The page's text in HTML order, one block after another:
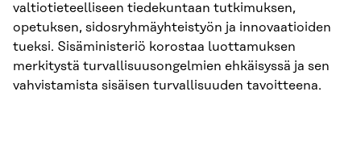
valtiotieteelliseen tiedekuntaan tutkimuksen,
opetuksen, sidosryhmäyhteistyön ja innovaatioiden
tueksi. Sisäministeriö korostaa luottamuksen
merkitystä turvallisuusongelmien ehkäisyssä ja sen
vahvistamista sisäisen turvallisuuden tavoitteena.